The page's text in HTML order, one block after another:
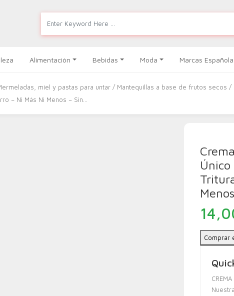
Alimentación Bebidas Moda Marcas
miel y pastas para untar / Mantequillas a base de frutos secos /
– Ni Más Ni Menos – Sin…
Comprar